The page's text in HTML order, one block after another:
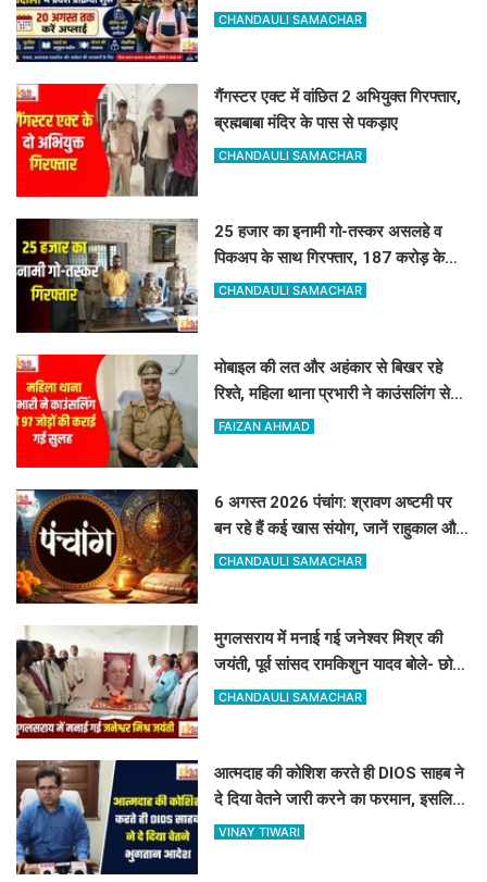
सुविधा
CHANDAULI SAMACHAR
गैंगस्टर एक्ट में वांछित 2 अभियुक्त गिरफ्तार,
ब्रह्मबाबा मंदिर के पास से पकड़ाए
CHANDAULI SAMACHAR
25 हजार का इनामी गो-तस्कर असलहे व
पिकअप के साथ गिरफ्तार, 187 करोड़ के
नेटवर्क से जुड़ा तार
CHANDAULI SAMACHAR
मोबाइल की लत और अहंकार से बिखर रहे
रिश्ते, महिला थाना प्रभारी ने काउंसलिंग से
97 जोड़ों की कराई गई सुलह
FAIZAN AHMAD
6 अगस्त 2026 पंचांग: श्रावण अष्टमी पर
बन रहे हैं कई खास संयोग, जानें राहुकाल और
अभिजीत मुहूर्त का सटीक समय
CHANDAULI SAMACHAR
मुगलसराय में मनाई गई जनेश्वर मिश्र की
जयंती, पूर्व सांसद रामकिशुन यादव बोले- छोटे
लोहिया के विचार आज भी प्रासंगिक
CHANDAULI SAMACHAR
आत्मदाह की कोशिश करते ही DIOS साहब ने
दे दिया वेतने जारी करने का फरमान, इसलिए
रोकी थी सैलरी
VINAY TIWARI